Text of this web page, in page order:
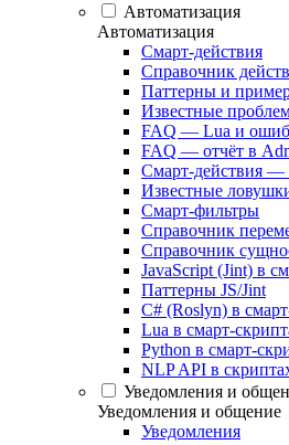
Автоматизация
Автоматизация
Смарт-действия
Справочник
Паттерны и
Известные
FAQ — Lua и
FAQ — отчёт в
Смарт-действия —
Известные
Смарт-фильтры
Справочник
Справочник
JavaScript (Jint) в
Паттерны JS/Jint
C# (Roslyn) в
Lua в смарт-
Python в смарт-
NLP API в
Уведомления и
Уведомления и общение
Уведомления